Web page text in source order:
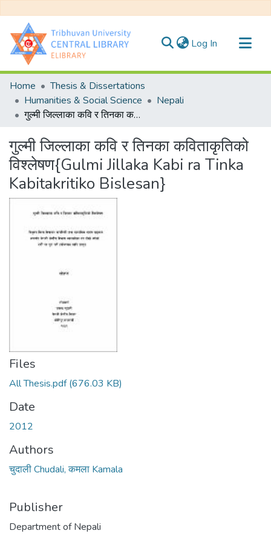
Log In (current)
Communities & Collections
All of DSpace
Statistics
Home
Thesis & Dissertations
Humanities & Social Science
Nepali
गुल्मी जिल्लाका कवि र तिनका कविताकृतिको विश्लेषण{Gulmi Jillaka Kabi ra Tinka Kabitakritiko Bislesan}
गुल्मी जिल्लाका कवि र तिनका कविताकृतिको
विश्लेषण{Gulmi Jillaka Kabi ra Tinka
Kabitakritiko Bislesan}
Files
All Thesis.pdf(676.03 KB)
Date
2012
Authors
चुदाली Chudali, कमला Kamala
Publisher
Department of Nepali